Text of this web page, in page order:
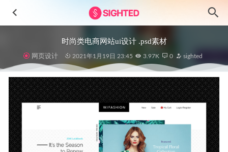
时尚类电商网站ui设计 .psd素材
网页设计 2021年1月19日 23:45 3.97K 0 sighted
Helium时装电商app ui设计 .fig .xd .sketch素材 2022-09-10